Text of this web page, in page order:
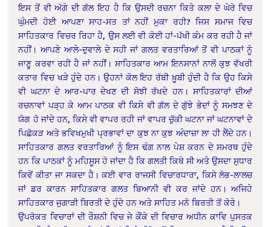
ਇਸ ਤੋਂ ਵੀ ਅੱਗੇ ਦੀ ਗੱਲ ਇਹ ਹੈ ਕਿ ਉਸਦੀ ਰਚਨਾ ਕਿਤੇ ਕਲਾ ਦੇ ਘੇਰੇ ਵਿਚ
ਘੁੰਮਦੀ ਹੋਈ ਆਪਣਾ ਸਾਹ-ਸਤ ਤਾਂ ਨਹੀਂ ਮੁਕਾ ਰਹੀ? ਜਿਸ ਸਮਾਜ ਵਿਚ
ਸਾਹਿਤਕਾਰ ਵਿਚਰ ਰਿਹਾ ਹੈ, ਉਸ ਲਈ ਵੀ ਕੋਈ ਹਾਂ-ਪੱਖੀ ਕੰਮ ਕਰ ਰਹੀ ਹੈ ਜਾਂ
ਨਹੀਂ। ਆਪਣੇ ਆਲੇ-ਦੁਵਾਲੇ ਦੇ ਸਹੀ ਜਾਂ ਗਲਤ ਵਰਤਾਰਿਆਂ ਤੋਂ ਵੀ ਪਾਠਕਾਂ ਨੂੰ
ਜਾਣੂ ਕਰਵਾ ਰਹੀ ਹੈ ਜਾਂ ਨਹੀਂ। ਸਾਹਿਤਕਾਰ ਆਮ ਇਨਸਾਨਾਂ ਨਾਲੋਂ ਕੁਝ ਵੱਖਰੀ
ਕਤਾਰ ਵਿਚ ਖੜੇ ਹੁੰਦੇ ਹਨ। ਉਹਨਾਂ ਕੋਲ ਇਹ ਰੱਬੀ ਖ਼ੂਬੀ ਹੁੰਦੀ ਹੈ ਕਿ ਉਹ ਕਿਸੇ
ਵੀ ਘਟਨਾ ਦੇ ਆਰ-ਪਾਰ ਦੇਖਣ ਦੀ ਸੋਝੀ ਰੱਖਦੇ ਹਨ। ਸਾਹਿਤਕਾਰਾਂ ਦੀਆਂ
ਰਚਨਾਵਾਂ ਪੜ੍ਹ ਕੇ ਆਮ ਪਾਠਕ ਵੀ ਕਿਸੇ ਵੀ ਗੱਲ ਦੇ ਗੁੱਝੇ ਭੇਦਾਂ ਨੂੰ ਸਮਝਣ ਦੇ
ਯੋਗ ਹੋ ਜਾਂਦੇ ਹਨ, ਕਿਸੇ ਵੀ ਵਾਪਰ ਰਹੀ ਜਾਂ ਵਾਪਰ ਚੁੱਕੀ ਘਟਨਾ ਜਾਂ ਘਟਨਾਵਾਂ ਦੇ
ਪਿਛੋਕੜ ਅਤੇ ਭਵਿਖਮੁਖੀ ਪ੍ਰਭਾਵਾਂ ਦਾ ਕੁਝ ਨਾ ਕੁਝ ਅੰਦਾਜ਼ਾ ਲਾ ਹੀ ਲੈਂਦੇ ਹਨ।
ਸਾਹਿਤਕਾਰ ਗਲਤ ਵਰਤਾਰਿਆਂ ਨੂੰ ਇਸ ਢੰਗ ਨਾਲ ਪੇਸ਼ ਕਰਨ ਦੇ ਸਮਰਥ ਹੁੰਦੇ
ਹਨ ਕਿ ਪਾਠਕਾਂ ਨੂੰ ਮਹਿਸੂਸ ਹੋ ਜਾਂਦਾ ਹੈ ਕਿ ਗਲਤੀ ਕਿਥੇ ਸੀ ਅਤੇ ਉਸਦਾ ਸੁਧਾਰ
ਕਿਵੇਂ ਕੀਤਾ ਜਾ ਸਕਦਾ ਹੈ। ਕਈ ਵਾਰ ਰਾਜਸੀ ਵਿਚਾਰਧਾਰਾ, ਕਿਸੇ ਲੋਭ-ਲਾਲਚ
ਜਾਂ ਡਰ ਕਾਰਨ ਸਾਹਿਤਕਾਰ ਗਲਤ ਬਿਆਨੀ ਵੀ ਕਰ ਜਾਂਦੇ ਹਨ। ਅਜਿਹੇ
ਸਾਹਿਤਕਾਰ ਜੁਗਾੜੀ ਬਿਰਤੀ ਦੇ ਹੁੰਦੇ ਹਨ ਅਤੇ ਸਾਹਿਤ ਮਨੋ ਬਿਰਤੀ ਤੋਂ ਕੋਰੇ।
ਉਪਰੋਕਤ ਵਿਚਾਰਾਂ ਦੀ ਰੌਸ਼ਨੀ ਵਿਚ ਜੇ ਕੌਂਕੇ ਦੀ ਵਿਚਾਰ ਅਧੀਨ ਕਾਵਿ ਪੁਸਤਕ